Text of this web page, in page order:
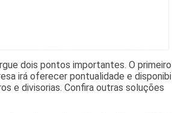
dois pontos importantes. O
irá oferecer pontualidade e
e divisorias. Confira outras soluções